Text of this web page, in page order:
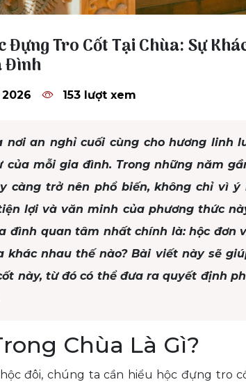
Tro Cốt Tại Chùa: Sự
Đình
153 lượt xem
an nghỉ cuối cùng cho hương linh
mỗi gia đình. Trong những năm
càng trở nên phổ biến, không chỉ vì ý
lợi và văn minh của phương thức
đình quan tâm nhất chính là: hộc đơn
nhau thế nào? Bài viết này sẽ
này, từ đó có thể đưa ra quyết định
Chùa Là Gì?
đôi, chúng ta cần hiểu hộc đựng tro